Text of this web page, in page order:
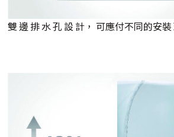
雙 邊 排 水 孔 設 計， 可應付不同的安裝